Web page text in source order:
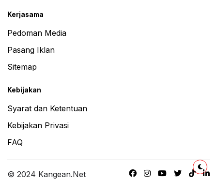
Kerjasama
Pedoman Media
Pasang Iklan
Sitemap
Kebijakan
Syarat dan Ketentuan
Kebijakan Privasi
FAQ
© 2024 Kangean.Net